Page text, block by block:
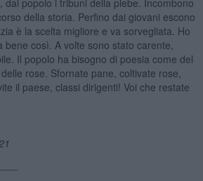
della storia. Perfino dai giovani escono
è la scelta migliore e va sorvegliata. Ho
bene così. A volte sono stato carente,
Il popolo ha bisogno di poesia come del
rose. Sfornate pane, coltivate rose,
il paese, classi dirigenti! Voi che restate